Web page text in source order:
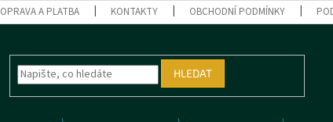
A PLATBA KONTAKTY OBCHODNÍ PODMÍNKY
HLEDAT